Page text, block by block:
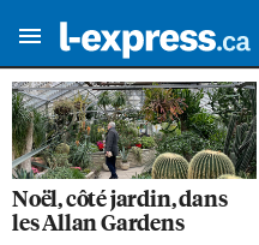
Noël, côté jardin, dans
les Allan Gardens